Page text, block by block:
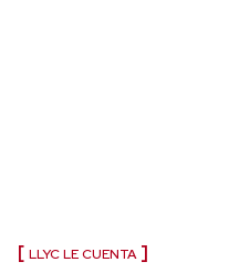
LLYC LE CUENTA